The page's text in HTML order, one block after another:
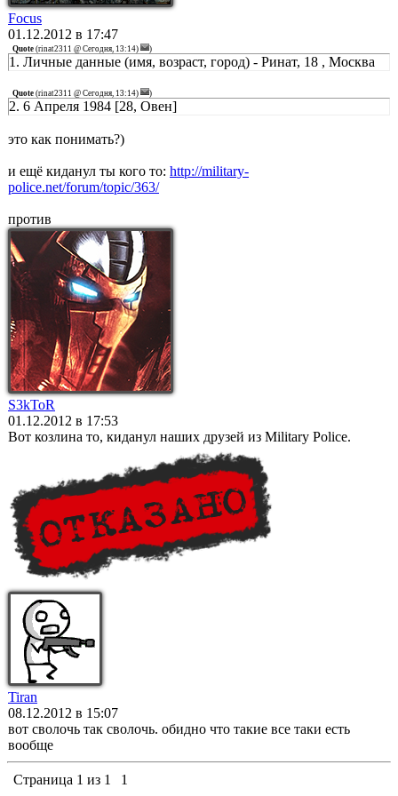
Focus
01.12.2012 в 17:47
Quote (rinat2311 @ Сегодня, 13:14) )
1. Личные данные (имя, возраст, город) - Ринат, 18 , Москва
Quote (rinat2311 @ Сегодня, 13:14) )
2. 6 Апреля 1984 [28, Овен]
это как понимать?)
и ещё киданул ты кого то: http://military-
police.net/forum/topic/363/
против
S3kToR
01.12.2012 в 17:53
Вот козлина то, киданул наших друзей из Military Police.
Tiran
08.12.2012 в 15:07
вот сволочь так сволочь. обидно что такие все таки есть
вообще
Страница 1 из 1 1